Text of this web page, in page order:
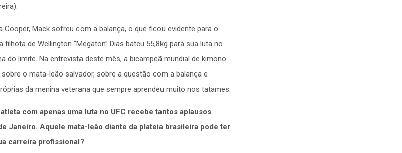
Cooper, Mack sofreu com a balança, o que ficou evidente para o
de Wellington “Megaton” Dias bateu 55,8kg para sua luta no
do limite. Na entrevista deste mês, a bicampeã mundial de kimono
o mata-leão salvador, sobre a questão com a balança e
da menina veterana que sempre aprendeu muito nos tatames.
com apenas uma luta no UFC recebe tantos aplausos
Janeiro. Aquele mata-leão diante da plateia brasileira pode ter
carreira profissional?